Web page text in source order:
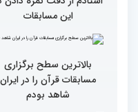
سطح مسابقات قرآنی در
کشور ایران بالاست/ تعریف
استادم از دقت نمره دادن در
این مسابقات